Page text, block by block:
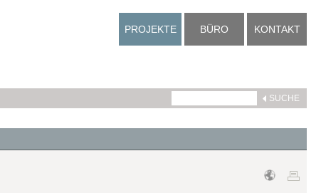
PROJEKTE BÜRO KONTAKT